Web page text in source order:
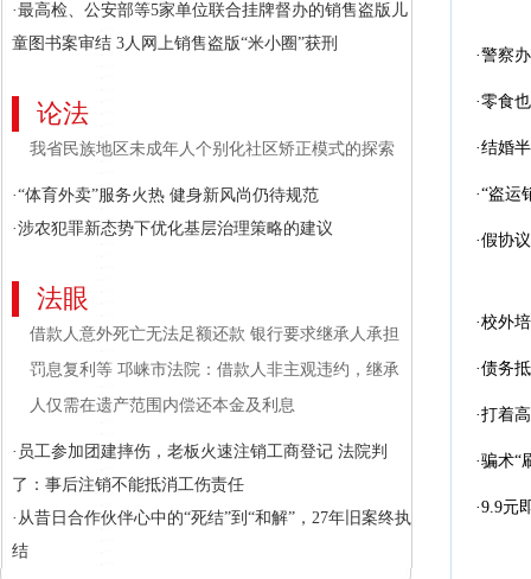
·最高检、公安部等5家单位联合挂牌督办的销售盗版儿
童图书案审结 3人网上销售盗版“米小圈”获刑
论法
我省民族地区未成年人个别化社区矫正模式的探索
·“体育外卖”服务火热 健身新风尚仍待规范
·涉农犯罪新态势下优化基层治理策略的建议
法眼
借款人意外死亡无法足额还款 银行要求继承人承担
罚息复利等 邛崃市法院：借款人非主观违约，继承
人仅需在遗产范围内偿还本金及利息
·员工参加团建摔伤，老板火速注销工商登记 法院判
了：事后注销不能抵消工伤责任
·从昔日合作伙伴心中的“死结”到“和解”，27年旧案终执
结
·警察
·零食
·结婚
·“盗运
·假协
·校外
·债务
·打着
·骗术“
·9.9元